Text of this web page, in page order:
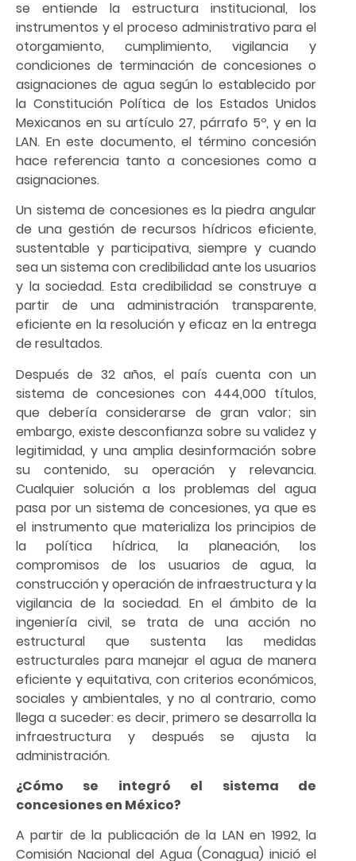
se entiende la estructura institucional, los
instrumentos y el proceso administrativo para el
otorgamiento, cumplimiento, vigilancia y
condiciones de terminación de concesiones o
asignaciones de agua según lo establecido por
la Constitución Política de los Estados Unidos
Mexicanos en su artículo 27, párrafo 5º, y en la
LAN. En este documento, el término concesión
hace referencia tanto a concesiones como a
asignaciones.
Un sistema de concesiones es la piedra angular
de una gestión de recursos hídricos eficiente,
sustentable y participativa, siempre y cuando
sea un sistema con credibilidad ante los usuarios
y la sociedad. Esta credibilidad se construye a
partir de una administración transparente,
eficiente en la resolución y eficaz en la entrega
de resultados.
Después de 32 años, el país cuenta con un
sistema de concesiones con 444,000 títulos,
que debería considerarse de gran valor; sin
embargo, existe desconfianza sobre su validez y
legitimidad, y una amplia desinformación sobre
su contenido, su operación y relevancia.
Cualquier solución a los problemas del agua
pasa por un sistema de concesiones, ya que es
el instrumento que materializa los principios de
la política hídrica, la planeación, los
compromisos de los usuarios de agua, la
construcción y operación de infraestructura y la
vigilancia de la sociedad. En el ámbito de la
ingeniería civil, se trata de una acción no
estructural que sustenta las medidas
estructurales para manejar el agua de manera
eficiente y equitativa, con criterios económicos,
sociales y ambientales, y no al contrario, como
llega a suceder: es decir, primero se desarrolla la
infraestructura y después se ajusta la
administración.
¿Cómo se integró el sistema de
concesiones en México?
A partir de la publicación de la LAN en 1992, la
Comisión Nacional del Agua (Conagua) inició el